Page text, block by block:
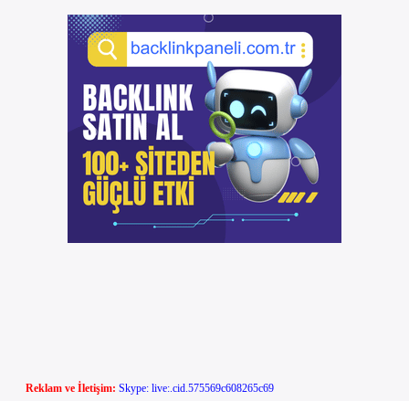
Reklam ve İletişim: Skype: live:.cid.575569c608265c69